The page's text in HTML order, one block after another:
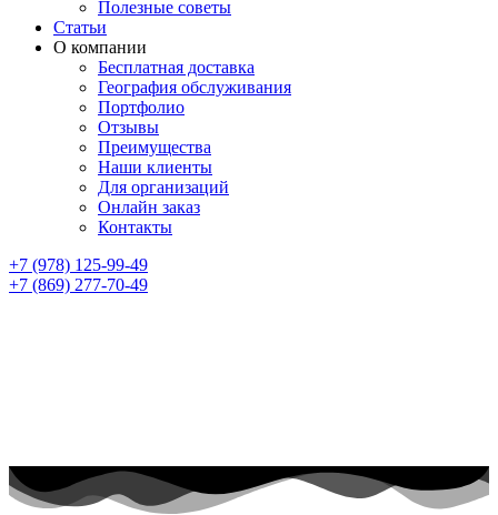
Полезные советы
Статьи
О компании
Бесплатная доставка
География обслуживания
Портфолио
Отзывы
Преимущества
Наши клиенты
Для организаций
Онлайн заказ
Контакты
+7 (978) 125-99-49
+7 (869) 277-70-49